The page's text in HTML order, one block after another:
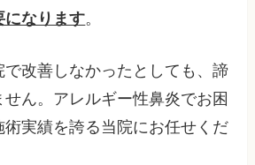
になります。
改善しなかったとしても、諦
ん。アレルギー性鼻炎でお困
術実績を誇る当院にお任せくだ